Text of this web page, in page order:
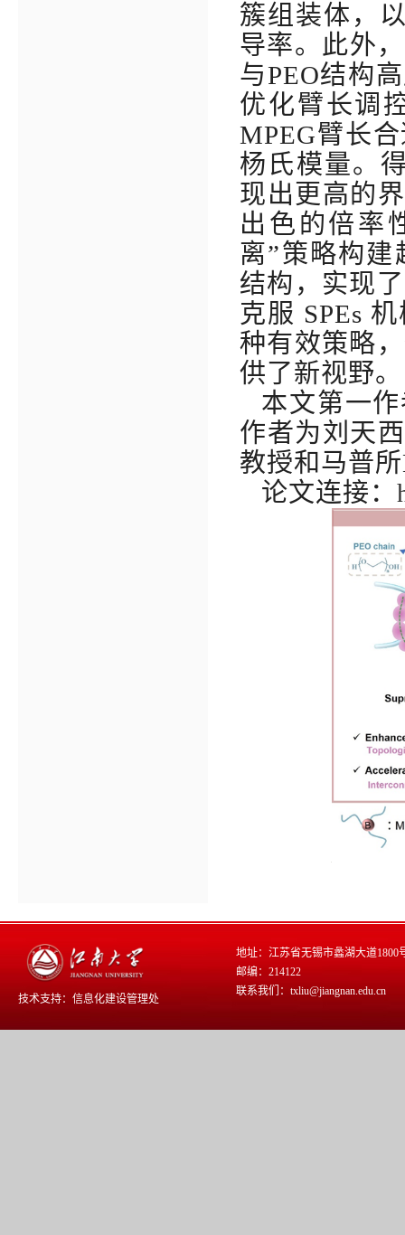
簇组装体，
导率。此外，
与PEO结构
优化臂长调
MPEG臂长
杨氏模量。
现出更高的
出色的倍率
离”策略构建
结构，实现了
克服 SPEs
种有效策略
供了新视野。
本文第一
作者为刘天
教授和马普所
论文连接：
技术支持： 信息化建设管理处
地址：江苏省无锡市蠡湖大道1800
邮编：214122
联系我们：txliu@jiangnan.edu.cn